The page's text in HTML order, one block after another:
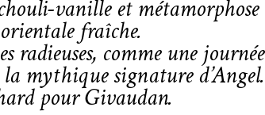
vanille et métamorphose
fraîche.
radieuses, comme une journée
mythique signature d’Angel.
pour Givaudan.